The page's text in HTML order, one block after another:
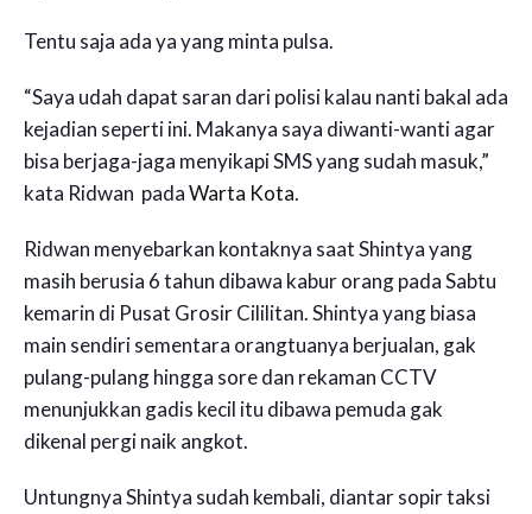
Tentu saja ada ya yang minta pulsa.
“Saya udah dapat saran dari polisi kalau nanti bakal ada
kejadian seperti ini. Makanya saya diwanti-wanti agar
bisa berjaga-jaga menyikapi SMS yang sudah masuk,”
kata Ridwan padaWarta Kota.
Ridwan menyebarkan kontaknya saat Shintya yang
masih berusia 6 tahun dibawa kabur orang pada Sabtu
kemarin di Pusat Grosir Cililitan. Shintya yang biasa
main sendiri sementara orangtuanya berjualan, gak
pulang-pulang hingga sore dan rekaman CCTV
menunjukkan gadis kecil itu dibawa pemuda gak
dikenal pergi naik angkot.
Untungnya Shintya sudah kembali, diantar sopir taksi